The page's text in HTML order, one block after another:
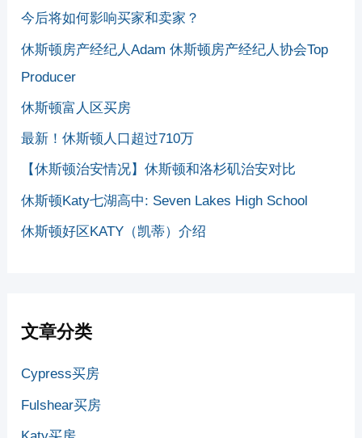
今后将如何影响买家和卖家？
休斯顿房产经纪人Adam 休斯顿房产经纪人协会Top
Producer
休斯顿富人区买房
最新！休斯顿人口超过710万
【休斯顿治安情况】休斯顿和洛杉矶治安对比
休斯顿Katy七湖高中: Seven Lakes High School
休斯顿好区KATY（凯蒂）介绍
文章分类
Cypress买房
Fulshear买房